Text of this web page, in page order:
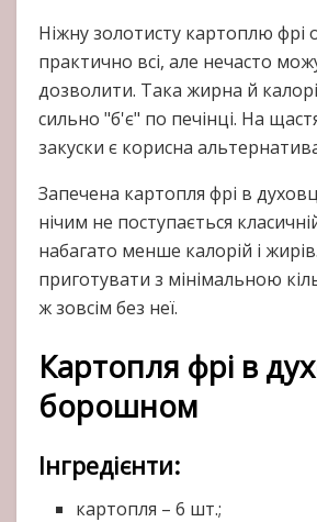
Ніжну золотисту картоплю
практично всі, але нечасто
дозволити. Така жирна й
сильно "б'є" по печінці. На
закуски є корисна
Запечена картопля фрі в
нічим не поступається
набагато менше калорій і
приготувати з мінімальною
ж зовсім без неї.
Картопля фрі в
борошном
Інгредієнти:
картопля – 6 шт.;